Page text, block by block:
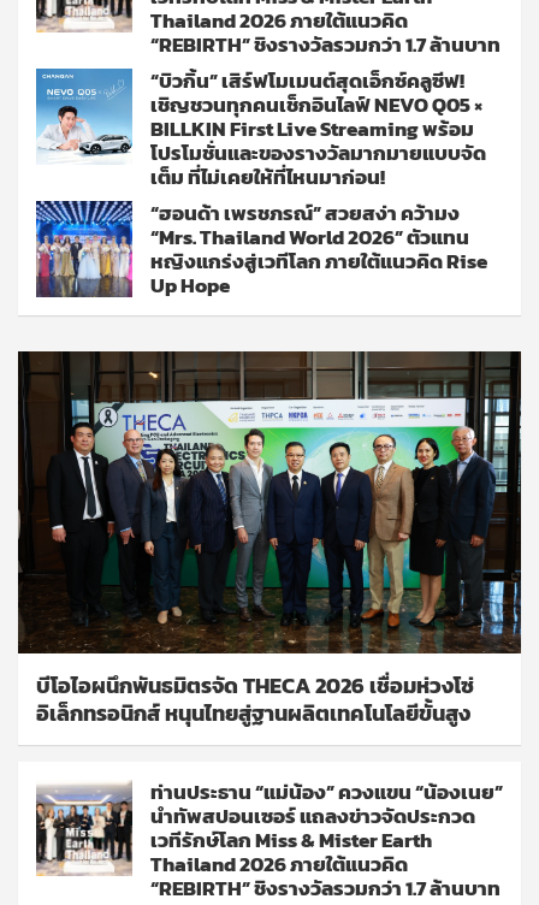
Thailand 2026 ภายใต้แนวคิด
“REBIRTH” ชิงรางวัลรวมกว่า 1.7 ล้านบาท
“บิวกิ้น” เสิร์ฟโมเมนต์สุดเอ็กซ์คลูซีฟ!
เชิญชวนทุกคนเช็กอินไลฟ์ NEVO Q05 ×
BILLKIN First Live Streaming พร้อม
โปรโมชั่นและของรางวัลมากมายแบบจัด
เต็ม ที่ไม่เคยให้ที่ไหนมาก่อน!
“ฮอนด้า เพรชภรณ์” สวยสง่า คว้ามง
“Mrs. Thailand World 2026” ตัวแทน
หญิงแกร่งสู่เวทีโลก ภายใต้แนวคิด Rise
Up Hope
บีโอไอผนึกพันธมิตรจัด THECA 2026 เชื่อมห่วงโซ่
อิเล็กทรอนิกส์ หนุนไทยสู่ฐานผลิตเทคโนโลยีขั้นสูง
ท่านประธาน “แม่น้อง” ควงแขน “น้องเนย”
นำทัพสปอนเซอร์ แถลงข่าวจัดประกวด
เวทีรักษ์โลก Miss & Mister Earth
Thailand 2026 ภายใต้แนวคิด
“REBIRTH” ชิงรางวัลรวมกว่า 1.7 ล้านบาท